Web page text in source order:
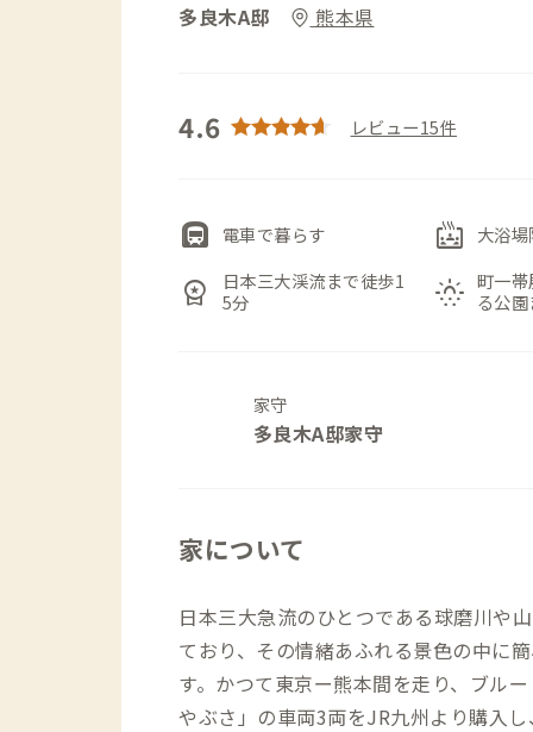
多良木A邸 熊本県
4.6 レビュー15件
subway 電車で暮らす bath_public_large 大浴
workspace_premium
日本三大渓流まで徒歩1
5分
sunny_snowing 町一
る公
家守
多良木A邸家守
家について
日本三大急流のひとつである球磨川や
ており、その情緒あふれる景色の中に
す。かつて東京ー熊本間を走り、ブル
やぶさ」の車両3両をJR九州より購入